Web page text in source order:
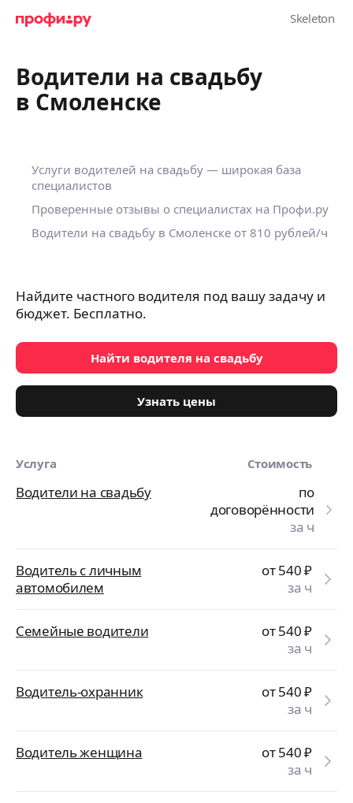
Водители на свадьбу
в Смоленске
Услуги водителей на свадьбу — широкая база
специалистов
Проверенные отзывы о специалистах на Профи.ру
Водители на свадьбу в Смоленске от 810 рублей/ч
Найдите частного водителя под вашу задачу и
бюджет. Бесплатно.
Найти водителя на свадьбу
Узнать цены
Услуга Стоимость
Водители на свадьбу
по
договорённости
за ч
Водитель с личным
автомобилем
от 540₽
за ч
Семейные водители от 540₽
за ч
Водитель-охранник от 540₽
за ч
Водитель женщина от 540₽
за ч